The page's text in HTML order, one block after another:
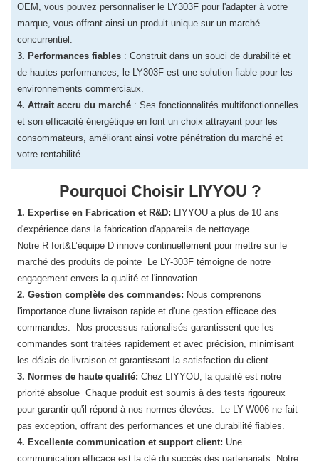
OEM, vous pouvez personnaliser le LY303F pour l'adapter à votre
marque, vous offrant ainsi un produit unique sur un marché
concurrentiel.
3. Performances fiables : Construit dans un souci de durabilité et
de hautes performances, le LY303F est une solution fiable pour les
environnements commerciaux.
4. Attrait accru du marché : Ses fonctionnalités multifonctionnelles
et son efficacité énergétique en font un choix attrayant pour les
consommateurs, améliorant ainsi votre pénétration du marché et
votre rentabilité.
Pourquoi Choisir LIYYOU ?
1. Expertise en Fabrication et R&D:
LIYYOU a plus de 10 ans
d'expérience dans la fabrication d'appareils de nettoyage
Notre R fort&L’équipe D innove continuellement pour mettre sur le
marché des produits de pointe Le LY-303F témoigne de notre
engagement envers la qualité et l'innovation.
2. Gestion complète des commandes: Nous comprenons
l'importance d'une livraison rapide et d'une gestion efficace des
commandes. Nos processus rationalisés garantissent que les
commandes sont traitées rapidement et avec précision, minimisant
les délais de livraison et garantissant la satisfaction du client.
3. Normes de haute qualité: Chez LIYYOU, ​​la qualité est notre
priorité absolue Chaque produit est soumis à des tests rigoureux
pour garantir qu'il répond à nos normes élevées. Le LY-W006 ne fait
pas exception, offrant des performances et une durabilité fiables.
4. Excellente communication et support client: Une
communication efficace est la clé du succès des partenariats Notre